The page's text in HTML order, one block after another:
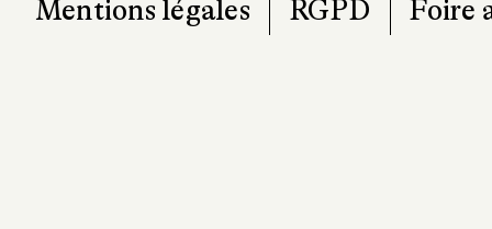
Mentions légales RGPD Foire